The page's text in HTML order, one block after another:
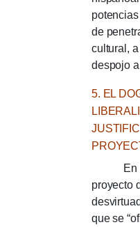
de
cultural,
despojo
5. EL
En la
proyecto
que se